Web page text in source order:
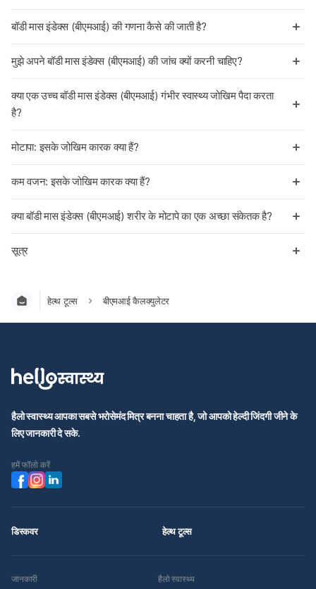
बॉडी मास इंडेक्स (बीएमआई) की गणना कैसे की जाती है?
मुझे अपने बॉडी मास इंडेक्स (बीएमआई) की जांच क्यों करनी चाहिए?
क्या एक उच्च बॉडी मास इंडेक्स (बीएमआई) गंभीर स्वास्थ्य जोखिम पैदा करता
है?
मोटापा: इसके जोखिम कारक क्या हैं?
कम वजन: इसके जोखिम कारक क्या हैं?
क्या बॉडी मास इंडेक्स (बीएमआई) शरीर के मोटापे का एक अच्छा संकेतक है?
सूत्र
हेल्थ टूल्स बीएमआई कैलक्युलेटर
हैलो स्वास्थ्य आपका सबसे भरोसेमंद मित्र बनना चाहता है, जो आपको हेल्दी जिंदगी जीने के
लिए जानकारी दे सके.
हमें फॉलो करें
डिस्कवर हेल्थ टूल्स
जानकारी हैलो स्वास्थ्य